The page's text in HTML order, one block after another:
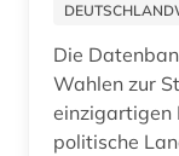
Die
Wahlen zur
einzigartigen
politische